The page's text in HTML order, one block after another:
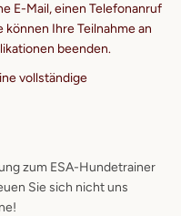
E-Mail, einen Telefonanruf
Ihre Teilnahme an
beenden.
vollständige
zum ESA-Hundetrainer
Sie sich nicht uns